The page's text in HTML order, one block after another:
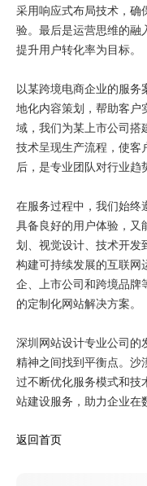
采用响应式布局技术，确
验。最后是运营思维的融
提升用户转化率为目标。
以某跨境电商企业的服务
地化内容策划，帮助客户
域，我们为某上市公司搭
技术呈现生产流程，使客
后，是专业团队对行业趋
在服务过程中，我们始终
具备良好的用户体验，又
划、视觉设计、技术开发
构建可持续发展的互联网
企、上市公司和跨境品牌
的定制化网站解决方案。
深圳网站设计专业公司的
精神之间找到平衡点。沙
过不断优化服务模式和技
站建设服务，助力企业在
返回首页